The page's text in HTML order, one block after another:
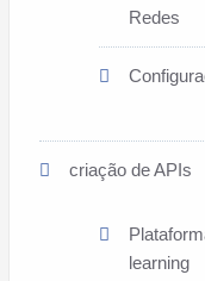
Redes
criação de APIs
learning